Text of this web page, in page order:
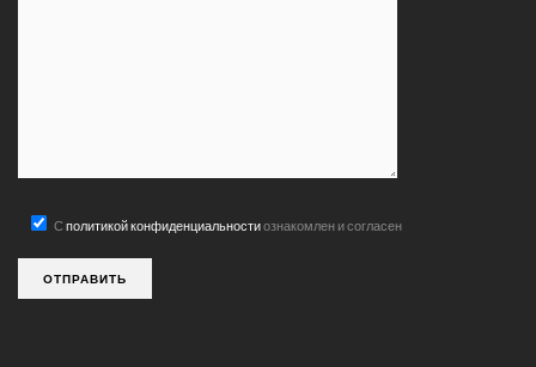
С политикой конфиденциальностиознакомлен и согласен